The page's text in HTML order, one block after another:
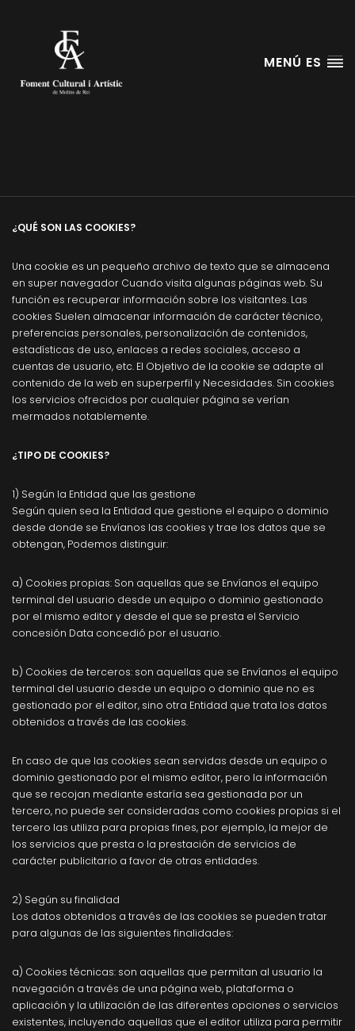
MENÚ ES
¿QUÉ SON LAS COOKIES?
Una cookie es un pequeño archivo de texto que se almacena
en super navegador Cuando visita algunas páginas web. Su
función es recuperar información sobre los visitantes. Las
cookies Suelen almacenar información de carácter técnico,
preferencias personales, personalización de contenidos,
estadísticas de uso, enlaces a redes sociales, acceso a
cuentas de usuario, etc. El Objetivo de la cookie se adapte al
contenido de la web en superperfil y Necesidades. Sin cookies
los servicios ofrecidos por cualquier página se verían
mermados notablemente.
¿TIPO DE COOKIES?
1) Según la Entidad que las gestione
Según quien sea la Entidad que gestione el equipo o dominio
desde donde se Envíanos las cookies y trae los datos que se
obtengan, Podemos distinguir:
a) Cookies propias: Son aquellas que se Envíanos el equipo
terminal del usuario desde un equipo o dominio gestionado
por el mismo editor y desde el que se presta el Servicio
concesión Data concedió por el usuario.
b) Cookies de terceros: son aquellas que se Envíanos el equipo
terminal del usuario desde un equipo o dominio que no es
gestionado por el editor, sino otra Entidad que trata los datos
obtenidos a través de las cookies.
En caso de que las cookies sean servidas desde un equipo o
dominio gestionado por el mismo editor, pero la información
que se recojan mediante estaría sea gestionada por un
tercero, no puede ser consideradas como cookies propias si el
tercero las utiliza para propias fines, por ejemplo, la mejor de
los servicios que presta o la prestación de servicios de
carácter publicitario a favor de otras entidades.
2) Según su finalidad
Los datos obtenidos a través de las cookies se pueden tratar
para algunas de las siguientes finalidades:
a) Cookies técnicas: son aquellas que permitan al usuario la
navegación a través de una página web, plataforma o
aplicación y la utilización de las diferentes opciones o servicios
existentes, incluyendo aquellas que el editor utiliza para permitir